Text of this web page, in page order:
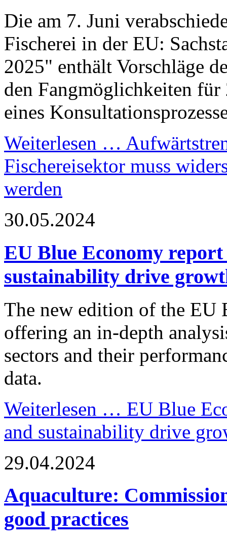
Die am 7. Juni
Fischerei in der EU:
2025" enthält Vorschläge
den Fangmöglichkeiten
eines
Weiterlesen …
Fischereisektor muss
werden
30.05.2024
EU Blue Economy
sustainability drive
The new edition of the EU
offering an in-depth
sectors and their
data.
Weiterlesen … EU Blue
and sustainability drive
29.04.2024
Aquaculture:
good practices